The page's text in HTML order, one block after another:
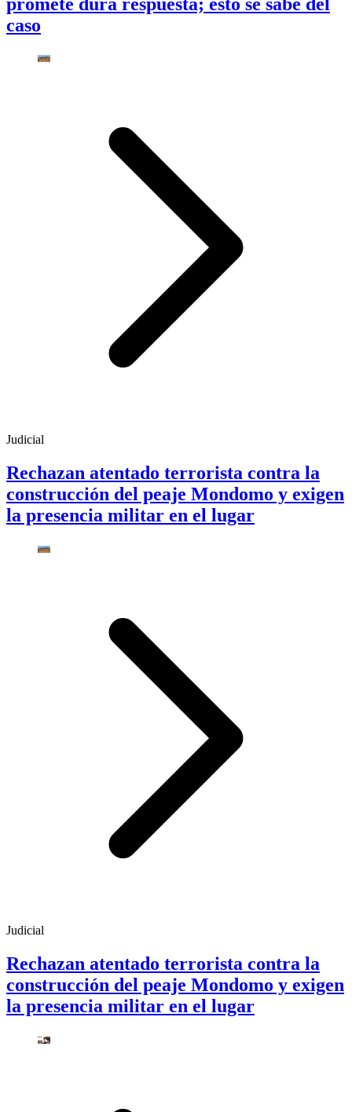
caso
Judicial
Rechazan atentado terrorista contra la
construcción del peaje Mondomo y exigen
la presencia militar en el lugar
Judicial
Rechazan atentado terrorista contra la
construcción del peaje Mondomo y exigen
la presencia militar en el lugar